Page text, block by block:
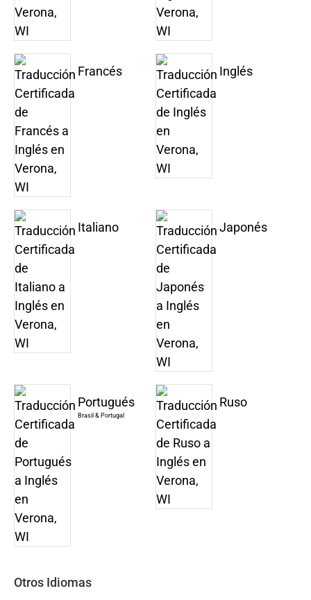
Francés Inglés
Italiano Japonés
Portugués
Brasil & Portugal
Ruso
Otros Idiomas